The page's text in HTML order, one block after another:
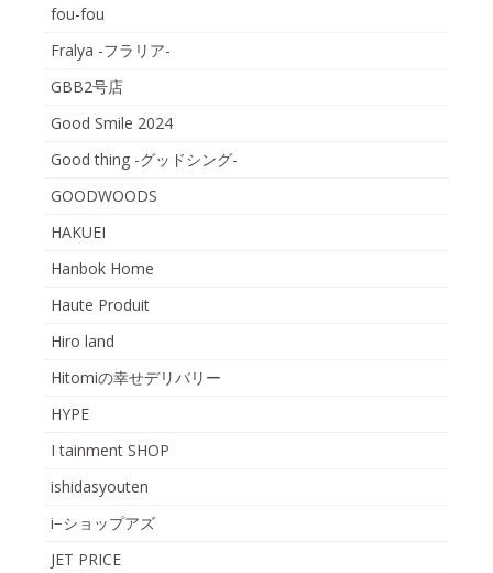
fou-fou
Fralya -フラリア-
GBB2号店
Good Smile 2024
Good thing -グッドシング-
GOODWOODS
HAKUEI
Hanbok Home
Haute Produit
Hiro land
Hitomiの幸せデリバリー
HYPE
I tainment SHOP
ishidasyouten
i−ショップアズ
JET PRICE